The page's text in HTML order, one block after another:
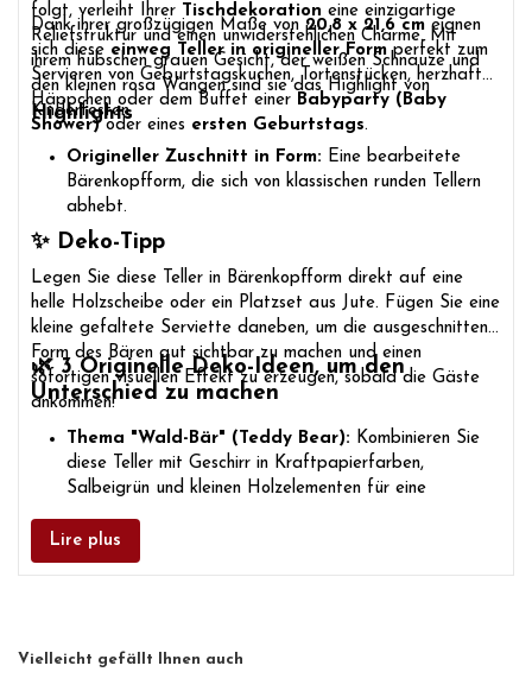
folgt, verleiht Ihrer
Tischdekoration eine einzigartige
Reliefstruktur und einen unwiderstehlichen Charme. Mit
ihrem hübschen grauen Gesicht, der weißen Schnauze und
den kleinen rosa Wangen sind sie das Highlight von
Kinderfesten.
Dank ihrer großzügigen Maße von 20,8 x 21,6 cm eignen
sich diese einweg Teller in origineller Form perfekt zum
Servieren von Geburtstagskuchen, Tortenstücken, herzhaften
Häppchen oder dem Buffet einer Babyparty (Baby
Shower)oder eines ersten Geburtstags.
Highlights
Origineller Zuschnitt in Form: Eine bearbeitete
Bärenkopfform, die sich von klassischen runden Tellern
abhebt.
✨ Deko-Tipp
Legen Sie diese Teller in Bärenkopfform direkt auf eine
helle Holzscheibe oder ein Platzset aus Jute. Fügen Sie eine
kleine gefaltete Serviette daneben, um die ausgeschnittene
Form des Bären gut sichtbar zu machen und einen
sofortigen visuellen Effekt zu erzeugen, sobald die Gäste
ankommen!
🌿 3 Originelle Deko-Ideen, um den
Unterschied zu machen
Thema "Wald-Bär" (Teddy Bear): Kombinieren Sie
diese Teller mit Geschirr in Kraftpapierfarben,
Salbeigrün und kleinen Holzelementen für eine
Tisch-Photobooth:
als lustiges Accessoire, um witzige Fotos vor dem
Tierwimpelkette für perfekte Harmonie auf dem
Lire plus
Vielleicht gefällt Ihnen auch